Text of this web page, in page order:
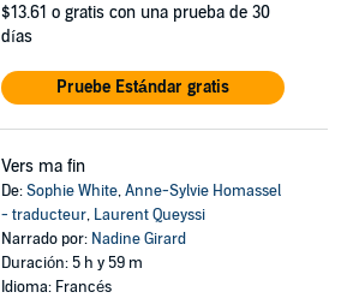
$13.61 o gratis con una prueba de 30
días
Pruebe Estándar gratis
Vers ma fin
De:Sophie White,Anne-Sylvie Homassel
- traducteur, Laurent Queyssi
Narrado por: Nadine Girard
Duración: 5 h y 59 m
Idioma: Francés